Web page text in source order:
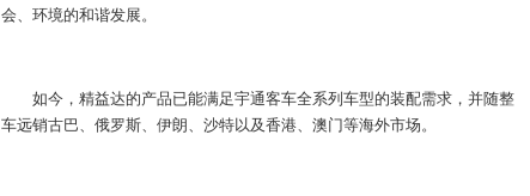
会、环境的和谐发展。
如今，精益达的产品已能满足宇通客车全系列车型的装配需求，并随整
车远销古巴、俄罗斯、伊朗、沙特以及香港、澳门等海外市场。